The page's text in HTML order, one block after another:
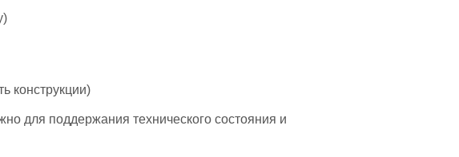
конструкции)
для поддержания технического состояния и